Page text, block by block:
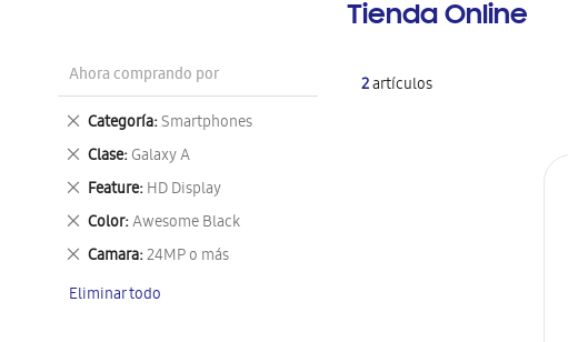
Tienda Online
2artículos
Ahora comprando por
Categoría Smartphones
Eliminar
este
artículo
Clase Galaxy A
Eliminar
este
artículo
Feature HD Display
Eliminar
este
artículo
Color Awesome Black
Eliminar
este
artículo
Camara 24MP o más
Eliminar
artículo
Eliminar todo